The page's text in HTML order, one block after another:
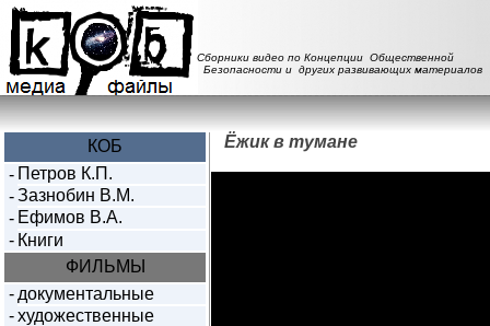
Сборники видео по Концепции Общественной
Безопасности и других развивающих материалов
КОБ
- Петров К.П.
- Зазнобин В.М.
- Ефимов В.А.
- Книги
ФИЛЬМЫ
- документальные
- художественные
Ёжик в тумане